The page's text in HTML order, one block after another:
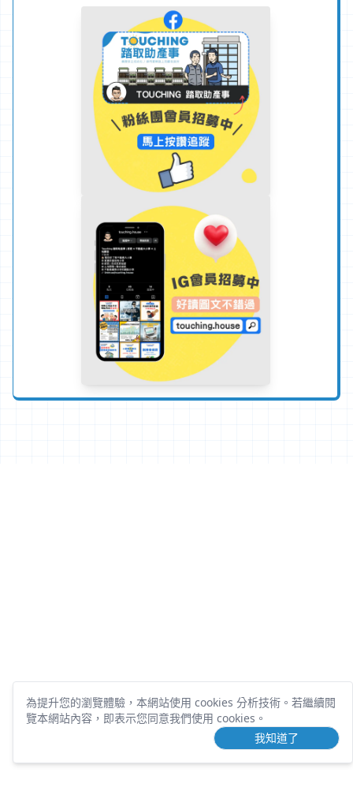
為提升您的瀏覽體驗，本網站使用 cookies 分析技術。 若繼續閱
覽本網站內容，即表示您同意我們使用 cookies。
我知道了